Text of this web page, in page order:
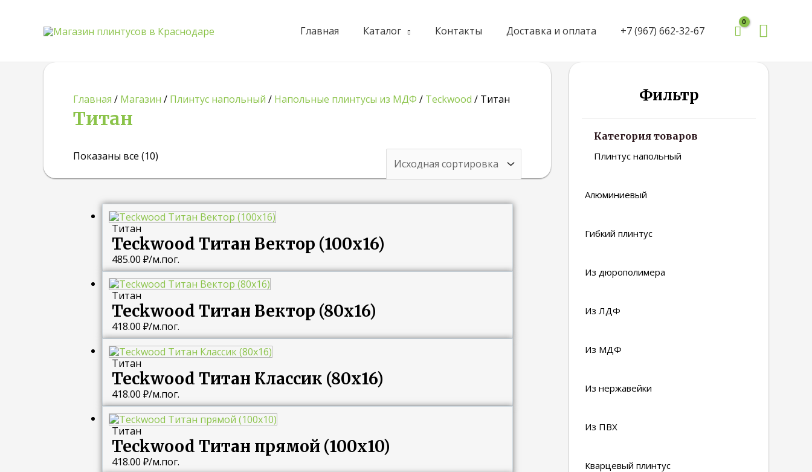
Главная Каталог Контакты Доставка и оплата +7 (967) 662-32-67 Поиск
Главная / Магазин / Плинтус напольный / Напольные плинтусы из МДФ / Teckwood / Титан
Титан
Показаны все (10)
Титан
Teckwood Титан Вектор (100х16)
485.00 ₽/м.пог.
Титан
Teckwood Титан Вектор (80х16)
418.00 ₽/м.пог.
Титан
Teckwood Титан Классик (80х16)
418.00 ₽/м.пог.
Титан
Teckwood Титан прямой (100х10)
418.00 ₽/м.пог.
Фильтр
Категория товаров
Плинтус напольный
Алюминиевый
Гибкий плинтус
Из дюрополимера
Из ЛДФ
Из МДФ
Из нержавейки
Из ПВХ
Кварцевый плинтус